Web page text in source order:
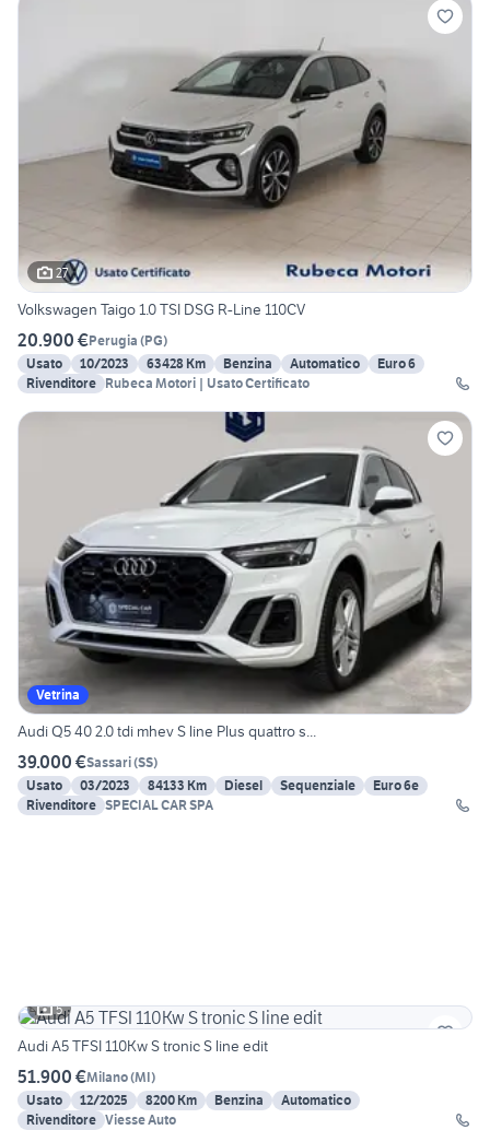
27
Volkswagen Taigo 1.0 TSI DSG R-Line 110CV
20.900 €Perugia (PG)
Usato
10/2023 63428 Km Benzina Automatico
Euro 6
Rivenditore Rubeca Motori | Usato Certificato
Vetrina
Audi Q5 40 2.0 tdi mhev S line Plus quattro s...
39.000 €Sassari(SS)
Usato
03/2023 84133 Km Diesel Sequenziale
Euro 6e
Rivenditore SPECIAL CAR SPA
5
Audi A5 TFSI 110Kw S tronic S line edit
51.900 €Milano(MI)
Usato
12/2025 8200 Km Benzina
Automatico
Rivenditore Viesse Auto